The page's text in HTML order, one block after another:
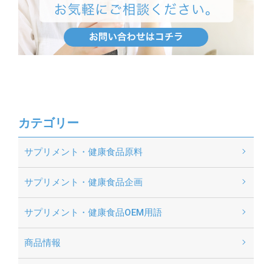
カテゴリー
サプリメント・健康食品原料
サプリメント・健康食品企画
サプリメント・健康食品OEM用語
商品情報